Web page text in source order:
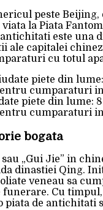
peste Beijing,
la Piata
este una
ale capitalei
cu totul
piete din lume:
cumparaturi
bogata
„Gui Jie” in
dinastiei Qing.
veneau sa
Cu timpul,
piata de antichitati